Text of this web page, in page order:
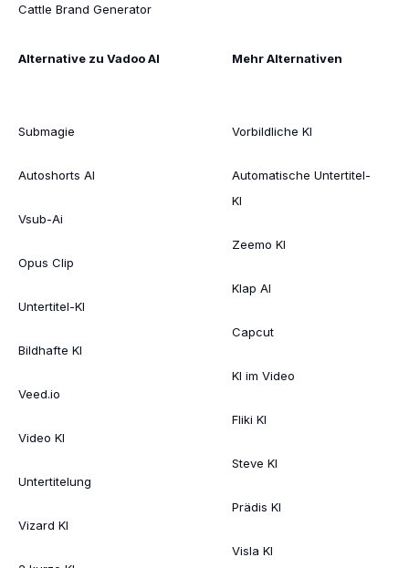
Cattle Brand Generator
Alternative zu Vadoo AI
Submagie
Autoshorts AI
Vsub-Ai
Opus Clip
Untertitel-KI
Bildhafte KI
Veed.io
Video KI
Untertitelung
Vizard KI
Mehr Alternativen
Vorbildliche KI
Automatische Untertitel-
KI
Zeemo KI
Klap AI
Capcut
KI im Video
Fliki KI
Steve KI
Prädis KI
Visla KI